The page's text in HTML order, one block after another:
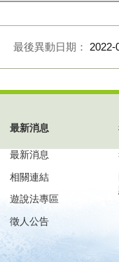
最後異動日期： 2022-
最新消息
最新消息
相關連結
遊說法專區
徵人公告